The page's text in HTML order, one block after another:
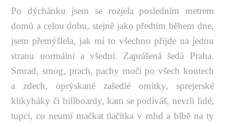
Po dýchánku jsem se rozjela posledním metrem
domů a celou dobu, stejně jako předtím během dne,
jsem přemýšlela, jak mi to všechno přijde na jednu
stranu normální a všední. Zaprášená šedá Praha.
Smrad, smog, prach, pachy moči po všech koutech
a zdech, oprýskané zašedlé omítky, sprejerské
klikyháky či billboardy, kam se podíváš, nevrlí lidé,
tupci, co neumí mačkat tlačítka v mhd a blbě na ty